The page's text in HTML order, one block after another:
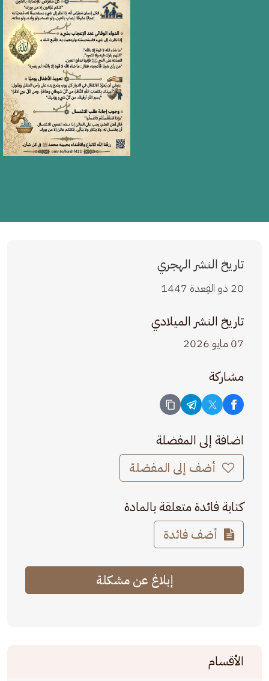
تاريخ النشر الهجري
20 ذو القِعدة 1447
تاريخ النشر الميلادي
07 مايو 2026
مشاركة
اضافة إلى المفضلة
أضف إلى المفضلة
كتابة فائدة متعلقة بالمادة
أضف فائدة
إبلاغ عن مشكلة
الأقسام